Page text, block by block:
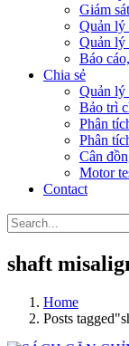
Giám
Quản lý
Quản lý
Báo
Chia sẻ
Quản lý
Bảo trì
Phân
Phân
Cân
Motor
Contact
shaft
Home
Posts